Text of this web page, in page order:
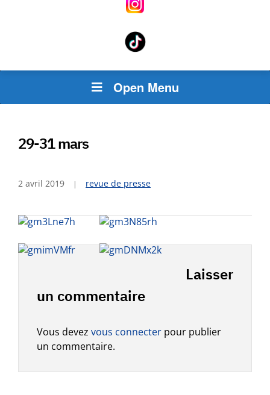
Open Menu
29-31 mars
2 avril 2019 revue de presse
Laisser
un commentaire
Vous devez vous connecter pour publier
un commentaire.